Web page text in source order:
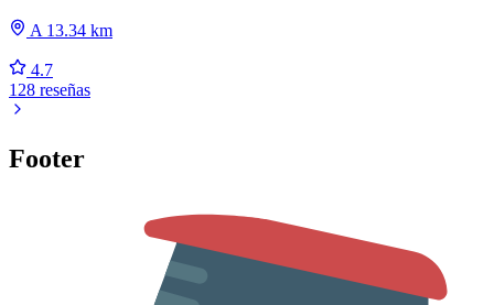
A 13.34 km
4.7
128 reseñas
Footer